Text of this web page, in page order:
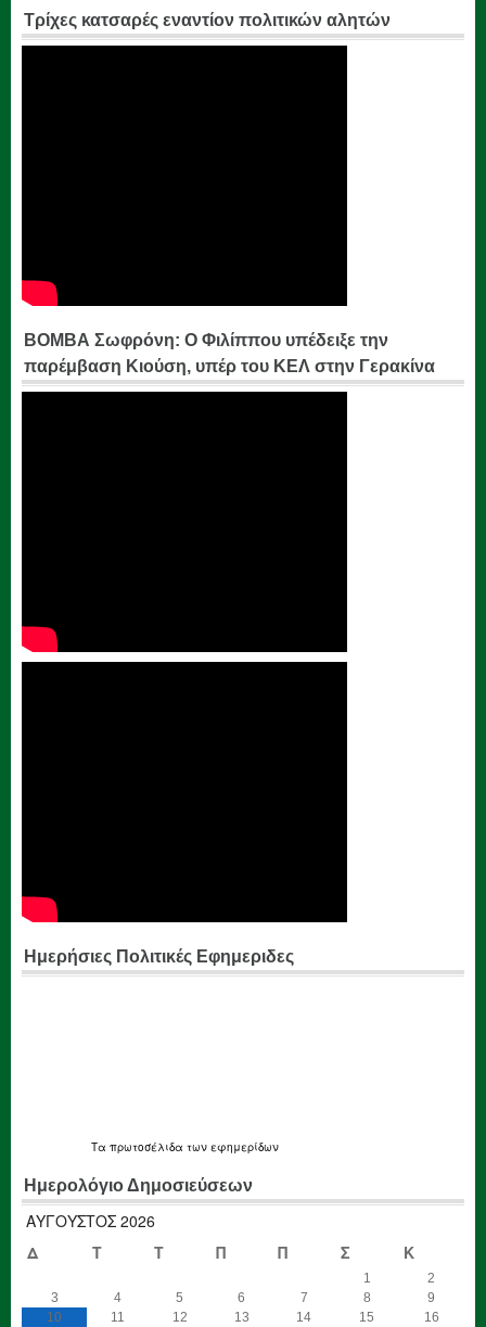
Τρίχες κατσαρές εναντίον πολιτικών αλητών
ΒΟΜΒΑ Σωφρόνη: Ο Φιλίππου υπέδειξε την
παρέμβαση Κιούση, υπέρ του ΚΕΛ στην Γερακίνα
Ημερήσιες Πολιτικές Εφημεριδες
Τα πρωτοσέλιδα των εφημερίδων
Ημερολόγιο Δημοσιεύσεων
ΑΎΓΟΥΣΤΟΣ 2026
Δ
Τ Τ Π Π Σ Κ
1
2
3
4 5 6 7 8
9
10
11 12 13 14 15
16